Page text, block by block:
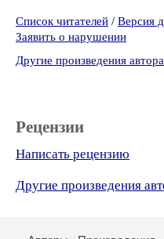
Список читателей / Версия
Заявить о нарушении
Другие произведения
Рецензии
Написать рецензию
Другие произведения